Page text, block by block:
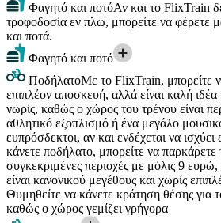
Φαγητό και ποτόΑν και το FlixTrain
τροφοδοσία εν πλω, μπορείτε να φέρετε
και ποτά.
Φαγητό και ποτό
ΠοδήλατοΜε το FlixTrain, μπορείτε
επιπλέον αποσκευή, αλλά είναι καλή
νωρίς, καθώς ο χώρος του τρένου είναι
αθλητικό εξοπλισμό ή ένα μεγάλο
ευπρόσδεκτοι, αν και ενδέχεται να
κάνετε ποδήλατο, μπορείτε να
συγκεκριμένες περιοχές με μόλις 9 ευρώ,
είναι κανονικού μεγέθους και χωρίς
Θυμηθείτε να κάνετε κράτηση θέσης για
καθώς ο χώρος γεμίζει γρήγορα